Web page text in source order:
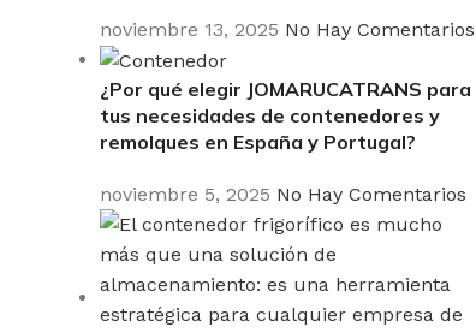
noviembre 13, 2025 No Hay Comentarios
¿Por qué elegir JOMARUCATRANS para
tus necesidades de contenedores y
remolques en España y Portugal?
noviembre 5, 2025 No Hay Comentarios